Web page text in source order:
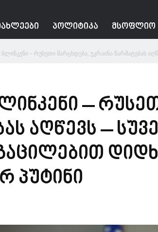
ᲞᲝᲚᲘᲢᲘᲙᲐ ᲛᲡᲝᲤᲚᲘᲝ
ბლინკენი – რუსეთი მარცხდება, უკრაინა წარმატებას
–
აღწევს –
პუტინი